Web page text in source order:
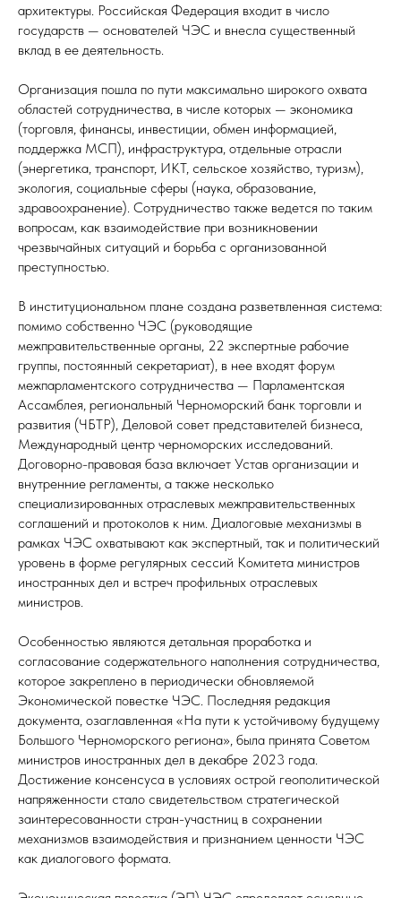
архитектуры. Российская Федерация входит в число
государств — основателей ЧЭС и внесла существенный
вклад в ее деятельность.
Организация пошла по пути максимально широкого охвата
областей сотрудничества, в числе которых — экономика
(торговля, финансы, инвестиции, обмен информацией,
поддержка МСП), инфраструктура, отдельные отрасли
(энергетика, транспорт, ИКТ, сельское хозяйство, туризм),
экология, социальные сферы (наука, образование,
здравоохранение). Сотрудничество также ведется по таким
вопросам, как взаимодействие при возникновении
чрезвычайных ситуаций и борьба с организованной
преступностью.
В институциональном плане создана разветвленная система:
помимо собственно ЧЭС (руководящие
межправительственные органы, 22 экспертные рабочие
группы, постоянный секретариат), в нее входят форум
межпарламентского сотрудничества — Парламентская
Ассамблея, региональный Черноморский банк торговли и
развития (ЧБТР), Деловой совет представителей бизнеса,
Международный центр черноморских исследований.
Договорно-правовая база включает Устав организации и
внутренние регламенты, а также несколько
специализированных отраслевых межправительственных
соглашений и протоколов к ним. Диалоговые механизмы в
рамках ЧЭС охватывают как экспертный, так и политический
уровень в форме регулярных сессий Комитета министров
иностранных дел и встреч профильных отраслевых
министров.
Особенностью являются детальная проработка и
согласование содержательного наполнения сотрудничества,
которое закреплено в периодически обновляемой
Экономической повестке ЧЭС. Последняя редакция
документа, озаглавленная «На пути к устойчивому будущему
Большого Черноморского региона», была принята Советом
министров иностранных дел в декабре 2023 года.
Достижение консенсуса в условиях острой геополитической
напряженности стало свидетельством стратегической
заинтересованности стран-участниц в сохранении
механизмов взаимодействия и признанием ценности ЧЭС
как диалогового формата.